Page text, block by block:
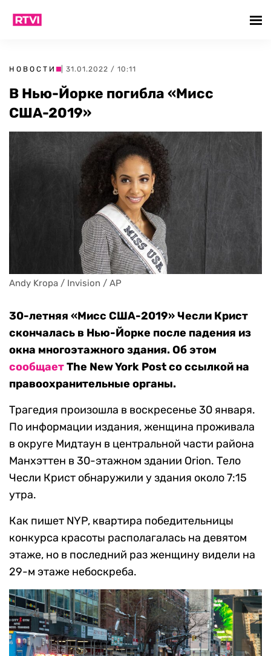
НОВОСТИ | 31.01.2022 / 10:11
В Нью-Йорке погибла «Мисс
США-2019»
Andy Kropa / Invision / AP
30-летняя «Мисс США-2019» Чесли Крист
скончалась в Нью-Йорке после падения из
окна многоэтажного здания. Об этом
сообщаетThe New York Post со ссылкой на
правоохранительные органы.
Трагедия произошла в воскресенье 30 января.
По информации издания, женщина проживала
в округе Мидтаун в центральной части района
Манхэттен в 30-этажном здании Orion. Тело
Чесли Крист обнаружили у здания около 7:15
утра.
Как пишет NYP, квартира победительницы
конкурса красоты располагалась на девятом
этаже, но в последний раз женщину видели на
29-м этаже небоскреба.